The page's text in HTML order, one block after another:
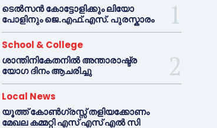
ടെൽസൻ കോട്ടോളിക്കും ലിയോ
പോളിനും ജെ.എഫ്.എസ്. പുരസ്കാരം
School & College
ശാന്തിനികേതനിൽ അന്താരാഷ്ട്ര
യോഗ ദിനം ആചരിച്ചു
Local News
യൂത്ത് കോൺഗ്രസ്സ് തളിയക്കോണം
മേഖല കമ്മറ്റി എസ് എസ് എൽ സി